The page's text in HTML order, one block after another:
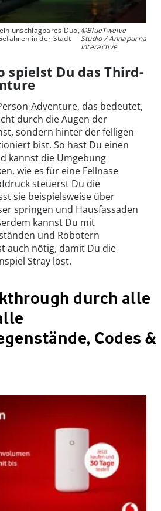
unschlagbares Duo,
in der Stadt
©BlueTwelve
Studio / Annapurna
Interactive
spielst Du das Third-
Adventure, das bedeutet,
durch die Augen der
sondern hinter der felligen
bist. So hast Du einen
kannst die Umgebung
wie es für eine Fellnase
steuerst Du die
sie beispielsweise über
springen und Hausfassaden
kannst Du mit
und Robotern
auch nötig, damit Du die
Stray löst.
durch alle
Codes &